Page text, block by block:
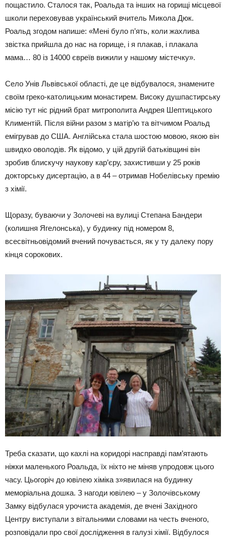
пощастило. Сталося так, Роальда та інших на горищі місцевої
школи переховував український вчитель Микола Дюк.
Роальд згодом напише: «Мені було п’ять, коли жахлива
звістка прийшла до нас на горище, і я плакав, і плакала
мама… 80 із 14000 євреїв вижили у нашому містечку».
Село Унів Львівської області, де це відбувалося, знамените
своїм греко-католицьким монастирем. Високу душпастирську
місію тут ніс рідний брат митрополита Андрея Шептицького
Климентій. Після війни разом з матір’ю та вітчимом Роальд
емігрував до США. Англійська стала шостою мовою, якою він
швидко оволодів. Як відомо, у цій другій батьківщині він
зробив блискучу наукову кар’єру, захистивши у 25 років
докторську дисертацію, а в 44 – отримав Нобелівську премію
з хімії.
Щоразу, буваючи у Золочеві на вулиці Степана Бандери
(колишня Ягелонська), у будинку під номером 8,
всесвітньовідомий вчений почувається, як у ту далеку пору
кінця сорокових.
Треба сказати, що кахлі на коридорі насправді пам’ятають
ніжки маленького Роальда, їх ніхто не міняв упродовж цього
часу. Цьогоріч до ювілею хіміка з»явилася на будинку
меморіальна дошка. З нагоди ювілею – у Золочівському
Замку відбулася урочиста академія, де вчені Західного
Центру виступали з вітальними словами на честь вченого,
розповідали про свої дослідження в галузі хімії. Відбулося